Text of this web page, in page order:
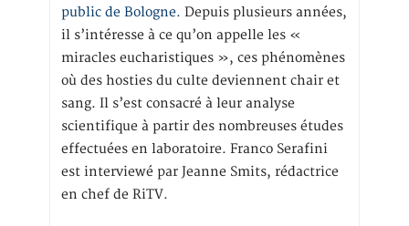
public de Bologne. Depuis plusieurs années,
il s’intéresse à ce qu’on appelle les «
miracles eucharistiques », ces phénomènes
où des hosties du culte deviennent chair et
sang. Il s’est consacré à leur analyse
scientifique à partir des nombreuses études
effectuées en laboratoire. Franco Serafini
est interviewé par Jeanne Smits, rédactrice
en chef de RiTV.